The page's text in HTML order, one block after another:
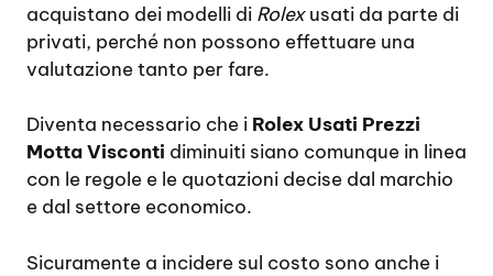
acquistano dei modelli di Rolexusati da parte di
privati, perché non possono effettuare una
valutazione tanto per fare.
Diventa necessario che i Rolex Usati Prezzi
Motta Visconti diminuiti siano comunque in linea
con le regole e le quotazioni decise dal marchio
e dal settore economico.
Sicuramente a incidere sul costo sono anche i